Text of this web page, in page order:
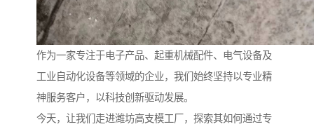
作为一家专注于电子产品、起重机械配件、电气设备及
工业自动化设备等领域的企业，我们始终坚持以专业精
神服务客户，以科技创新驱动发展。
今天，让我们走进潍坊高支模工厂，探索其如何通过专